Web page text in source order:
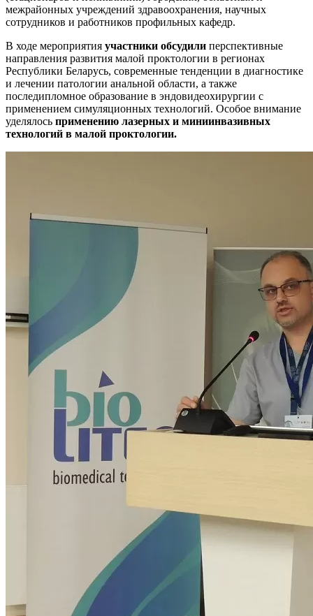
межрайонных учреждений здравоохранения, научных
сотрудников и работников профильных кафедр.
В ходе мероприятия участники обсудили перспективные
направления развития малой проктологии в регионах
Республики Беларусь, современные тенденции в диагностике
и лечении патологии анальной области, а также
последипломное образование в эндовидеохирургии с
применением симуляционных технологий. Особое внимание
уделялось применению лазерных и миниинвазивных
технологий в малой проктологии.